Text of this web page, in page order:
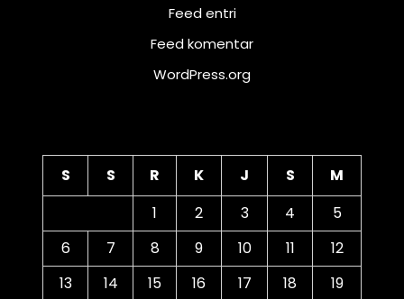
Feed entri
Feed komentar
WordPress.org
S S R K J S
M
1
2 3 4
5
6
7 8 9 10 11
12
13
14 15 16 17 18 19